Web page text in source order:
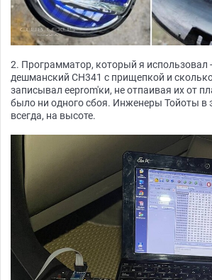
2. Программатор, который я использовал
дешманский CH341 c прищепкой и
записывал eeprom'ки, не отпаивая их от
было ни одного сбоя. Инженеры Тойоты в
всегда, на высоте.